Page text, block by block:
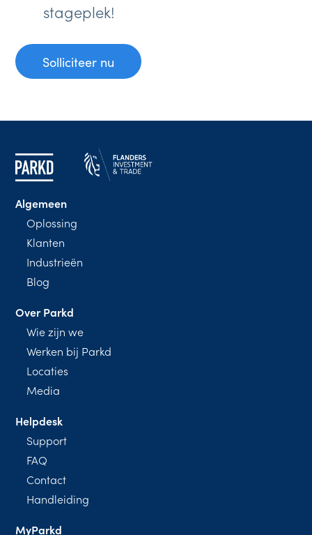
stageplek!
Solliciteer nu
Algemeen
Oplossing
Klanten
Industrieën
Blog
Over Parkd
Wie zijn we
Werken bij Parkd
Locaties
Media
Helpdesk
Support
FAQ
Contact
Handleiding
MyParkd